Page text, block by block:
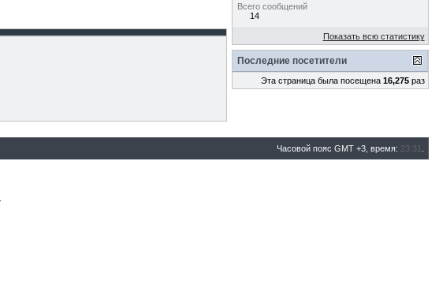
Всего сообщений
14
Показать всю статистику
Последние посетители
Эта страница была посещена 16,275раз
Часовой пояс GMT +3, время: 23:31